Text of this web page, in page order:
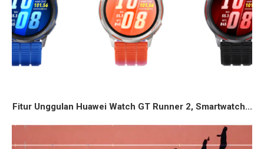
Fitur Unggulan Huawei Watch GT Runner 2, Smartwatch...